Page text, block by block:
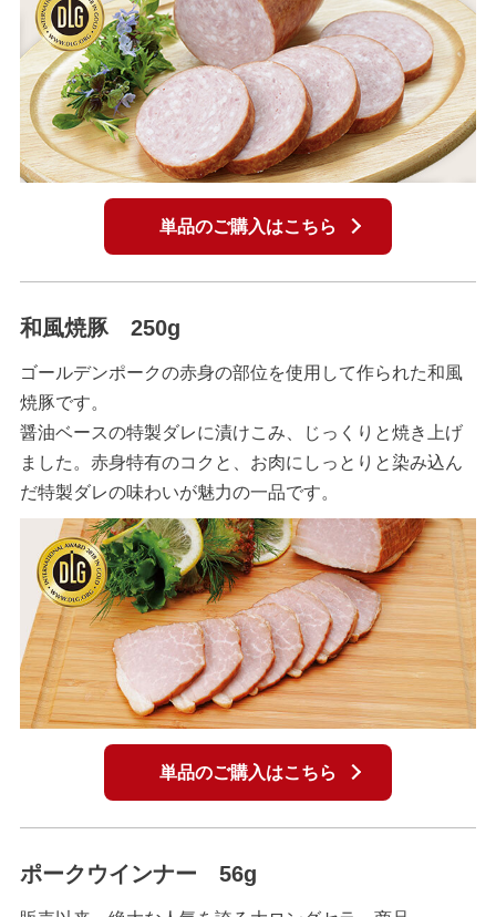
単品のご購入はこちら
和風焼豚 250g
ゴールデンポークの赤身の部位を使用して作られた和風
焼豚です。
醤油ベースの特製ダレに漬けこみ、じっくりと焼き上げ
ました。赤身特有のコクと、お肉にしっとりと染み込ん
だ特製ダレの味わいが魅力の一品です。
単品のご購入はこちら
ポークウインナー 56g